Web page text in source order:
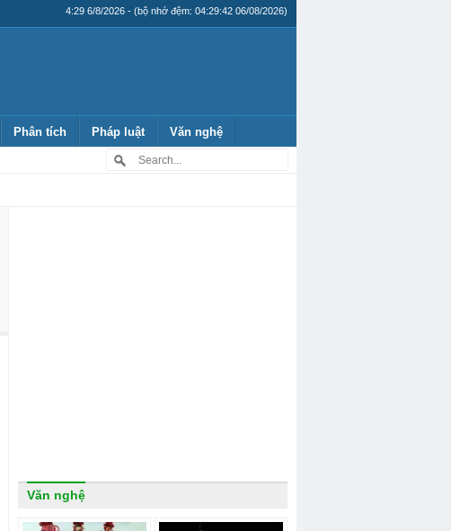
4:29 6/8/2026 - (bộ nhớ đệm: 04:29:42 06/08/2026)
Phân tích Pháp luật Văn nghệ
Văn nghệ